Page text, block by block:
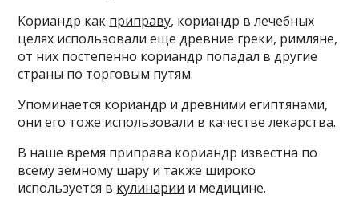
Кориандр как приправу, кориандр в лечебных
целях использовали еще древние греки, римляне,
от них постепенно кориандр попадал в другие
страны по торговым путям.
Упоминается кориандр и древними египтянами,
они его тоже использовали в качестве лекарства.
В наше время приправа кориандр известна по
всему земному шару и также широко
используется в кулинарии и медицине.